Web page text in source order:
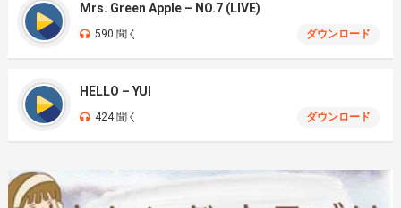
Mrs. Green Apple – NO.7 (LIVE)
590 聞く ダウンロード
HELLO – YUI
424 聞く ダウンロード